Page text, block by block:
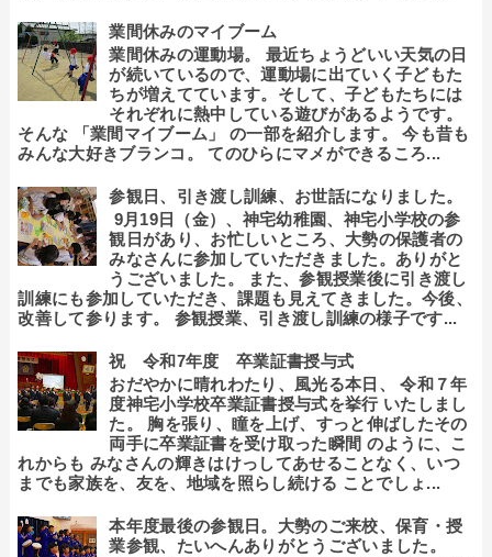
業間休みのマイブーム
業間休みの運動場。 最近ちょうどいい天気の日
が続いているので、運動場に出ていく子どもた
ちが増えてています。そして、子どもたちには
それぞれに熱中している遊びがあるようです。
そんな 「業間マイブーム」 の一部を紹介します。 今も昔も
みんな大好きブランコ。 てのひらにマメができるころ...
参観日、引き渡し訓練、お世話になりました。
9月19日（金）、神宅幼稚園、神宅小学校の参
観日があり、お忙しいところ、大勢の保護者の
みなさんに参加していただきました。ありがと
うございました。 また、参観授業後に引き渡し
訓練にも参加していただき、課題も見えてきました。今後、
改善して参ります。 参観授業、引き渡し訓練の様子です...
祝 令和7年度 卒業証書授与式
おだやかに晴れわたり、風光る本日、 令和７年
度神宅小学校卒業証書授与式を挙行 いたしまし
た。 胸を張り、瞳を上げ、すっと伸ばしたその
両手に卒業証書を受け取った瞬間 のように、こ
れからも みなさんの輝きはけっしてあせることなく、いつ
までも家族を、友を、地域を照らし続ける ことでしょ...
本年度最後の参観日。大勢のご来校、保育・授
業参観、たいへんありがとうございました。